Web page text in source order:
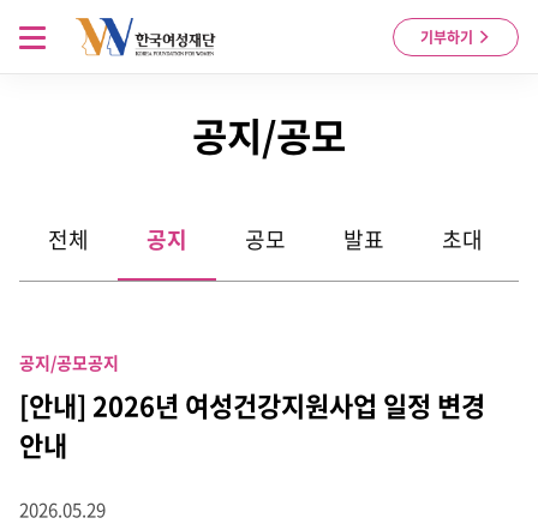
Skip to content
기부하기
메뉴 열기
공지/공모
전체 공지 공모 발표 초대
공지/공모공지
[안내] 2026년 여성건강지원사업 일정 변경
안내
2026.05.29